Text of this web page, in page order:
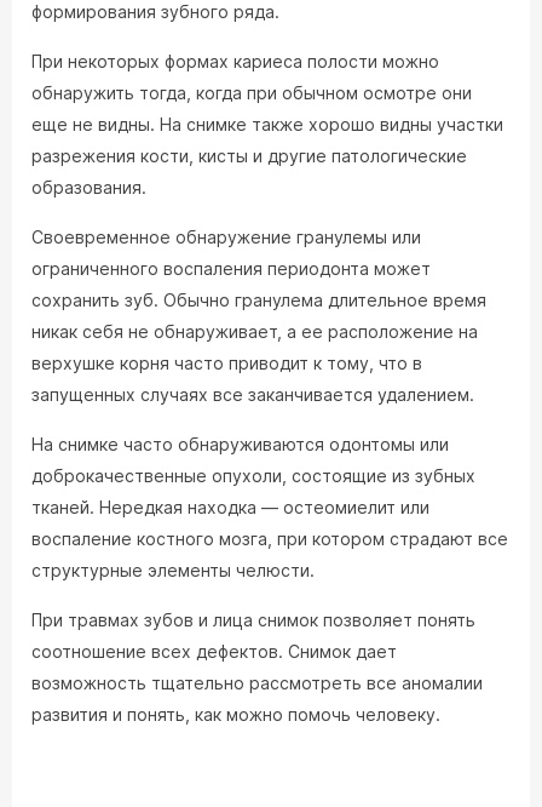
формирования зубного ряда.
При некоторых формах кариеса полости можно
обнаружить тогда, когда при обычном осмотре они
еще не видны. На снимке также хорошо видны участки
разрежения кости, кисты и другие патологические
образования.
Своевременное обнаружение гранулемы или
ограниченного воспаления периодонта может
сохранить зуб. Обычно гранулема длительное время
никак себя не обнаруживает, а ее расположение на
верхушке корня часто приводит к тому, что в
запущенных случаях все заканчивается удалением.
На снимке часто обнаруживаются одонтомы или
доброкачественные опухоли, состоящие из зубных
тканей. Нередкая находка — остеомиелит или
воспаление костного мозга, при котором страдают все
структурные элементы челюсти.
При травмах зубов и лица снимок позволяет понять
соотношение всех дефектов. Снимок дает
возможность тщательно рассмотреть все аномалии
развития и понять, как можно помочь человеку.